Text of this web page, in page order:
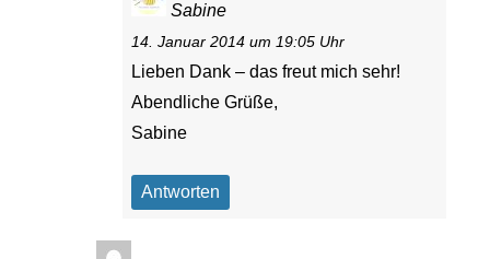
Sabine
14. Januar 2014 um 19:05 Uhr
Lieben Dank – das freut mich sehr!
Abendliche Grüße,
Sabine
Antworten